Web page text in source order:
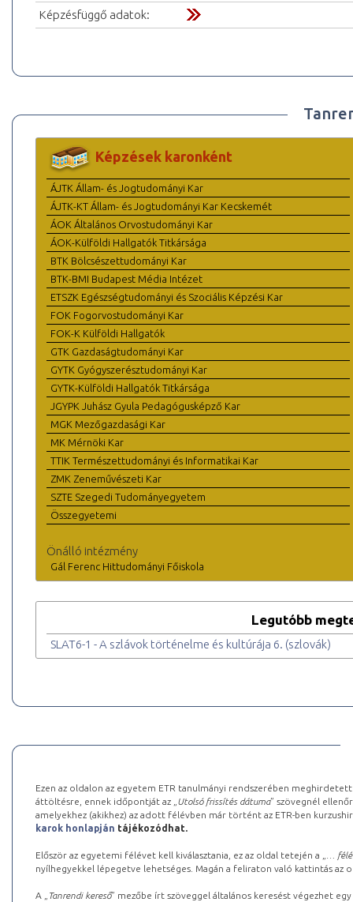
Képzésfüggő adatok:
Képzések karonként
ÁJTK Állam- és Jogtudományi Kar
ÁJTK-KT Állam- és Jogtudományi Kar Kecskemét
ÁOK Általános Orvostudományi Kar
ÁOK-Külföldi Hallgatók Titkársága
BTK Bölcsészettudományi Kar
BTK-BMI Budapest Média Intézet
ETSZK Egészségtudományi és Szociális Képzési Kar
FOK Fogorvostudományi Kar
FOK-K Külföldi Hallgatók
GTK Gazdaságtudományi Kar
GYTK Gyógyszerésztudományi Kar
GYTK-Külföldi Hallgatók Titkársága
JGYPK Juhász Gyula Pedagógusképző Kar
MGK Mezőgazdasági Kar
MK Mérnöki Kar
TTIK Természettudományi és Informatikai Kar
ZMK Zeneművészeti Kar
SZTE Szegedi Tudományegyetem
Összegyetemi
Önálló intézmény
Gál Ferenc Hittudományi Főiskola
Legutóbb
SLAT6-1 - A szlávok történelme és kultúrája 6. (szlovák)
Ezen az oldalon az egyetem ETR tanulmányi rendszerében
áttöltésre, ennek időpontját az „ Utolsó frissítés dátuma” szövegnél
amelyekhez (akikhez) az adott félévben már történt az ETR-ben
karok honlapján tájékozódhat.
Először az egyetemi félévet kell kiválasztania, ez az oldal tetején a „
…
nyílhegyekkel lépegetve lehetséges. Magán a feliraton való kattintás az
A „ Tanrendi kereső” mezőbe írt szöveggel általános keresést végezhet